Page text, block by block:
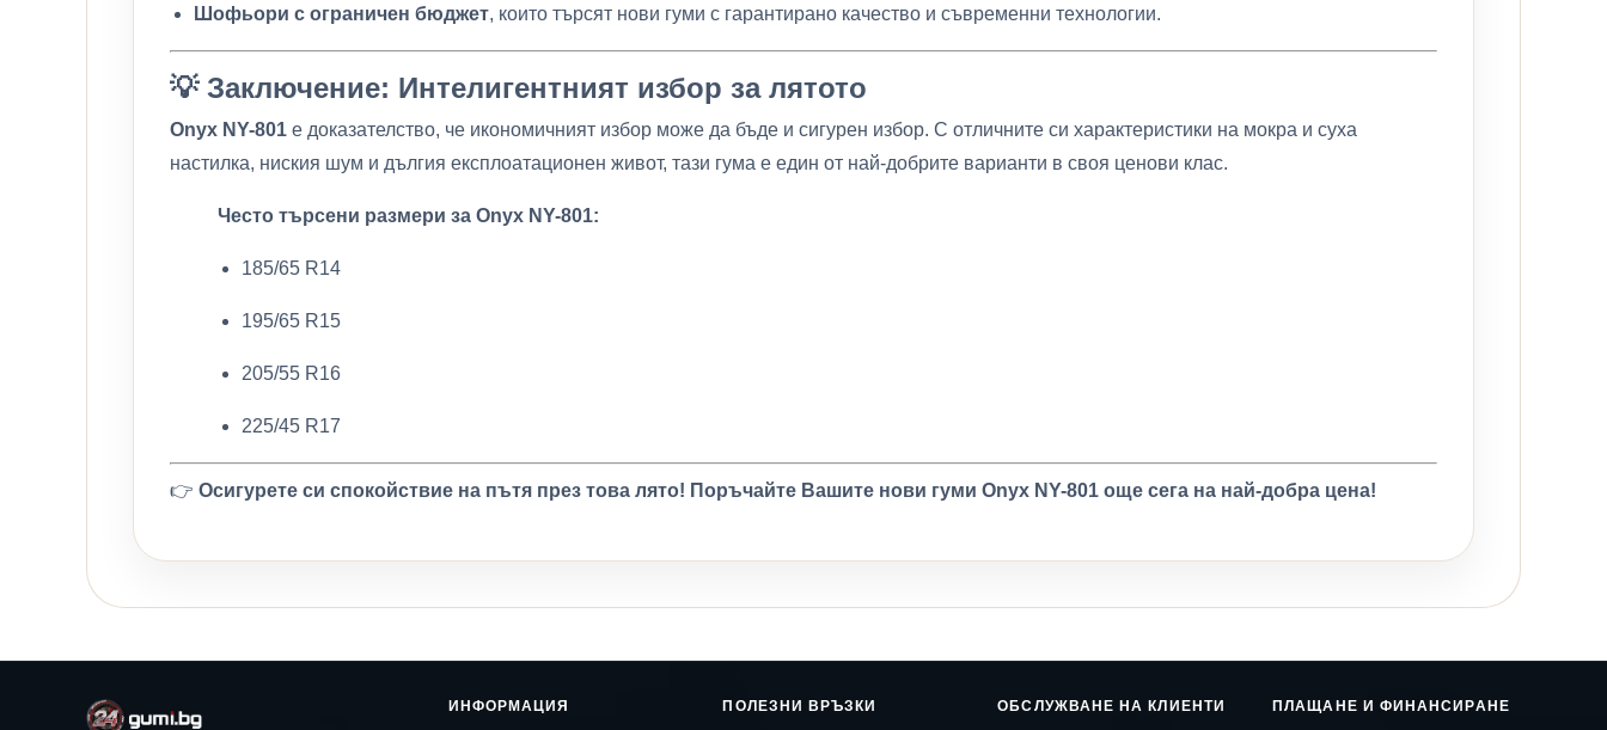
Шофьори с ограничен бюджет, които търсят нови гуми с гарантирано качество и съвременни технологии.
💡 Заключение: Интелигентният избор за лятото
Onyx NY-801 е доказателство, че икономичният избор може да бъде и сигурен избор. С отличните си характеристики на мокра и суха
настилка, ниския шум и дългия експлоатационен живот, тази гума е един от най-добрите варианти в своя ценови клас.
Често търсени размери за Onyx NY-801:
185/65 R14
195/65 R15
205/55 R16
225/45 R17
👉 Осигурете си спокойствие на пътя през това лято! Поръчайте Вашите нови гуми Onyx NY-801 още сега на най-добра цена!
ИНФОРМАЦИЯ ПОЛЕЗНИ ВРЪЗКИ ОБСЛУЖВАНЕ НА КЛИЕНТИ ПЛАЩАНЕ И ФИНАНСИРАНЕ